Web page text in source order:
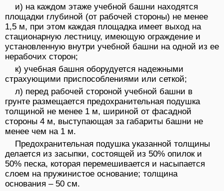
и) на каждом этаже учебной башни находятся
площадки глубиной (от рабочей стороны) не менее
1,5 м, при этом каждая площадка имеет выход на
стационарную лестницу, имеющую ограждение и
установленную внутри учебной башни на одной из ее
нерабочих сторон;
к) учебная башня оборудуется надежными
страхующими приспособлениями или сеткой;
л) перед рабочей стороной учебной башни в
грунте размещается предохранительная подушка
толщиной не менее 1 м, шириной от фасадной
стороны 4 м, выступающая за габариты башни не
менее чем на 1 м.
Предохранительная подушка указанной толщины
делается из засыпки, состоящей из 50% опилок и
50% песка, которая перемешивается и насыпается
слоем на пружинистое основание; толщина
основания – 50 см.